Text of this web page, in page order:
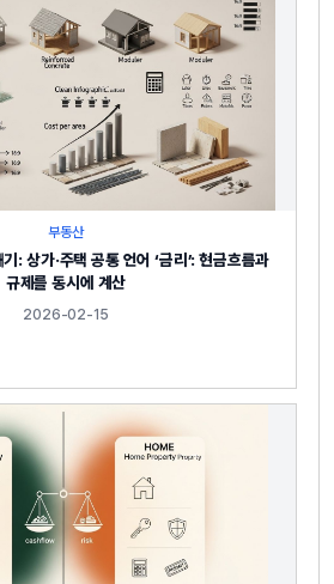
부동산
: 상가·주택 공통 언어 ‘금리’: 현금흐름과
규제를 동시에 계산
2026-02-15